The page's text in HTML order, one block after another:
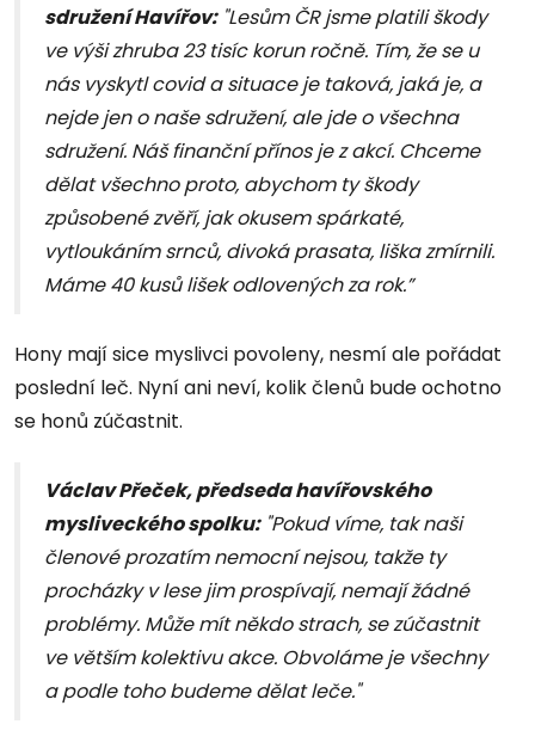
sdružení Havířov:"Lesům ČR jsme platili škody
ve výši zhruba 23 tisíc korun ročně. Tím, že se u
nás vyskytl covid a situace je taková, jaká je, a
nejde jen o naše sdružení, ale jde o všechna
sdružení. Náš finanční přínos je z akcí. Chceme
dělat všechno proto, abychom ty škody
způsobené zvěří, jak okusem spárkaté,
vytloukáním srnců, divoká prasata, liška zmírnili.
Máme 40 kusů lišek odlovených za rok.”
Hony mají sice myslivci povoleny, nesmí ale pořádat
poslední leč. Nyní ani neví, kolik členů bude ochotno
se honů zúčastnit.
Václav Přeček, předseda havířovského
mysliveckého spolku:"Pokud víme, tak naši
členové prozatím nemocní nejsou, takže ty
procházky v lese jim prospívají, nemají žádné
problémy. Může mít někdo strach, se zúčastnit
ve větším kolektivu akce. Obvoláme je všechny
a podle toho budeme dělat leče."